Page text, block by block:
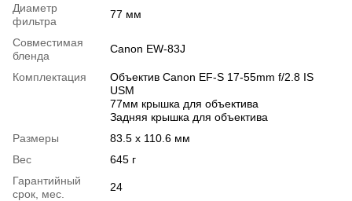
Диаметр
фильтра
77 мм
Совместимая
бленда
Canon EW-83J
Комплектация
Объектив Canon EF-S 17-55mm f/2.8 IS
USM
77мм крышка для объектива
Задняя крышка для объектива
Размеры
83.5 x 110.6 мм
Вес
645 г
Гарантийный
срок, мес.
24